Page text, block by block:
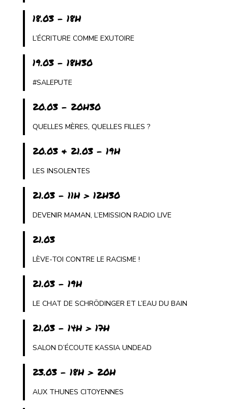
18.03 - 18H
L’ÉCRITURE COMME EXUTOIRE
19.03 - 18H30
#SALEPUTE
20.03 - 20H30
QUELLES MÈRES, QUELLES FILLES ?
20.03 & 21.03 - 19H
LES INSOLENTES
21.03 - 11H > 12H30
DEVENIR MAMAN, L’EMISSION RADIO LIVE
21.03
LÈVE-TOI CONTRE LE RACISME !
21.03 - 19H
LE CHAT DE SCHRÖDINGER ET L’EAU DU BAIN
21.03 - 14H > 17H
SALON D’ÉCOUTE KASSIA UNDEAD
23.03 - 18H > 20H
AUX THUNES CITOYENNES